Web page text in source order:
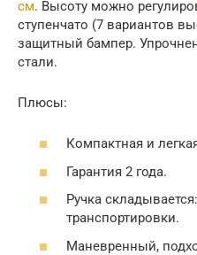
см. Высоту можно
ступенчато (7 вариантов
защитный бампер.
стали.
Плюсы:
Компактная и
Гарантия 2 года.
Ручка
транспортировки.
Маневренный,